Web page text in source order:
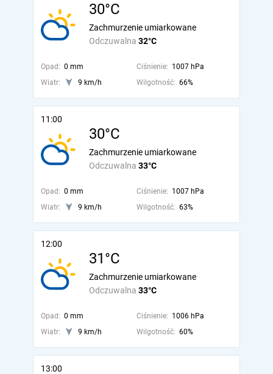
30°C
Odczuwalna 32°C
Zachmurzenie umiarkowane
Opad: 0 mm Ciśnienie: 1007 hPa
Wiatr:
9 km/h Wilgotność: 66%
11:00
30°C
Odczuwalna 33°C
Zachmurzenie umiarkowane
Opad: 0 mm Ciśnienie: 1007 hPa
Wiatr:
9 km/h Wilgotność: 63%
12:00
31°C
Odczuwalna 33°C
Zachmurzenie umiarkowane
Opad: 0 mm Ciśnienie: 1006 hPa
Wiatr:
9 km/h Wilgotność: 60%
13:00